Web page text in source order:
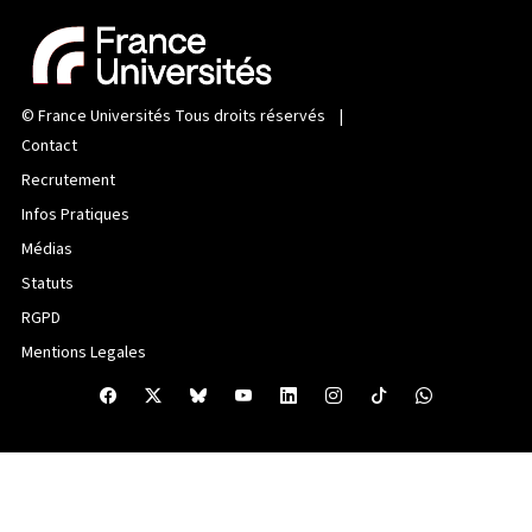
© France Universités Tous droits réservés |
Contact
Recrutement
Infos Pratiques
Médias
Statuts
RGPD
Mentions Legales